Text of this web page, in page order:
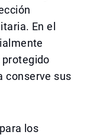
En el
conserve sus
los